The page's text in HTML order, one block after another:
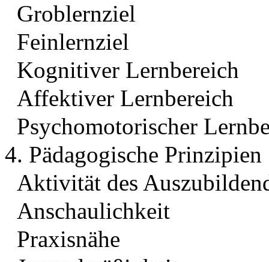
Groblernziel
Feinlernziel
Kognitiver Lernbereich
Affektiver Lernbereich
Psychomotorischer
4. Pädagogische Prinzipien
Aktivität des
Anschaulichkeit
Praxisnähe